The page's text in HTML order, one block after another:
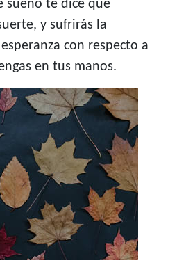
sueño te dice que
y sufrirás la
con respecto a
en tus manos.